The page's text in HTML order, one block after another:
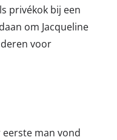
privékok bij een
om Jacqueline
voor
man vond